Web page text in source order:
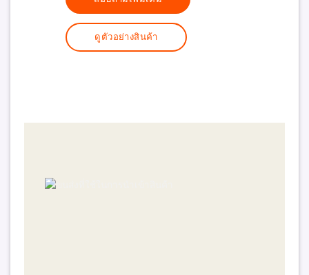
ดูตัวอย่างสินค้า